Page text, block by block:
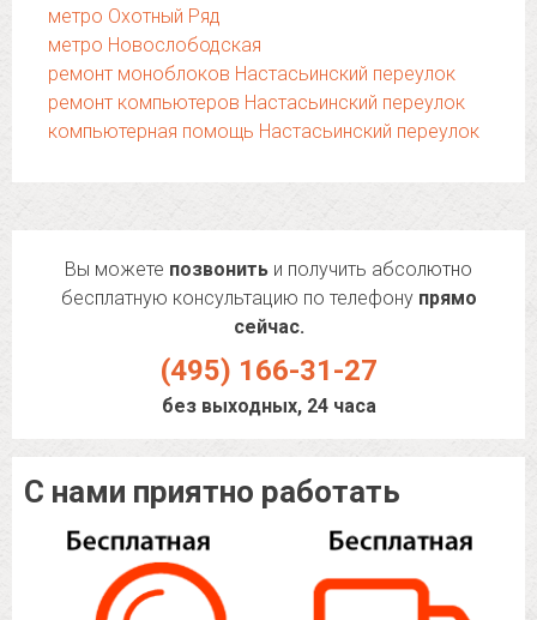
метро Охотный Ряд
метро Новослободская
ремонт моноблоков Настасьинский переулок
ремонт компьютеров Настасьинский переулок
компьютерная помощь Настасьинский переулок
Вы можете позвонить и получить абсолютно
бесплатную консультацию по телефону прямо
сейчас.
(495) 166-31-27
без выходных, 24 часа
С нами приятно работать